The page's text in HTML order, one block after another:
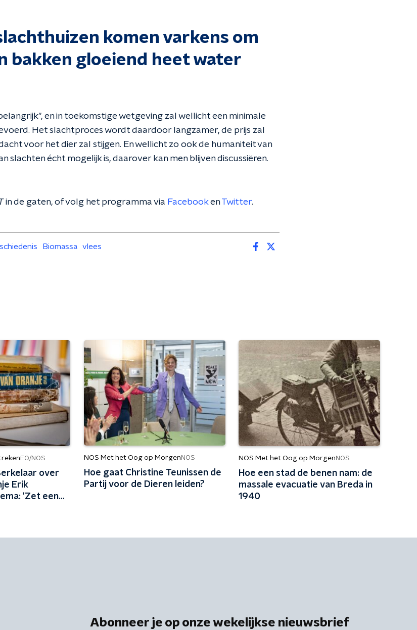
komen varkens om
bakken gloeiend heet water
en in toekomstige wetgeving zal wellicht een minimale
Het slachtproces wordt daardoor langzamer, de prijs zal
voor het dier zal stijgen. En wellicht zo ook de humaniteit van
slachten écht mogelijk is, daarover kan men blijven discussiëren.
in de gaten, of volg het programma via FacebookenTwitter.
Biomassa vlees
EO/NOS
over
Erik
'Zet een
NOS Met het Oog op Morgen NOS
Hoe gaat Christine Teunissen de
Partij voor de Dieren leiden?
NOS Met het Oog op Morgen NOS
Hoe een stad de benen nam: de
massale evacuatie van Breda in
1940
Abonneer je op onze wekelijkse nieuwsbrief